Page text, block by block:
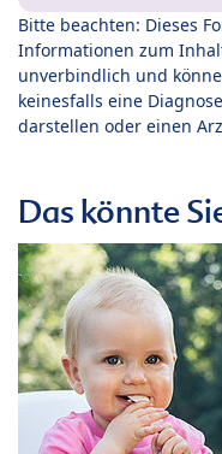
Bitte beachten: Dieses
Informationen zum
unverbindlich und
keinesfalls eine
darstellen oder einen
Das könnte